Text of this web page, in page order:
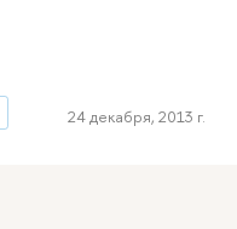
24 декабря, 2013 г.